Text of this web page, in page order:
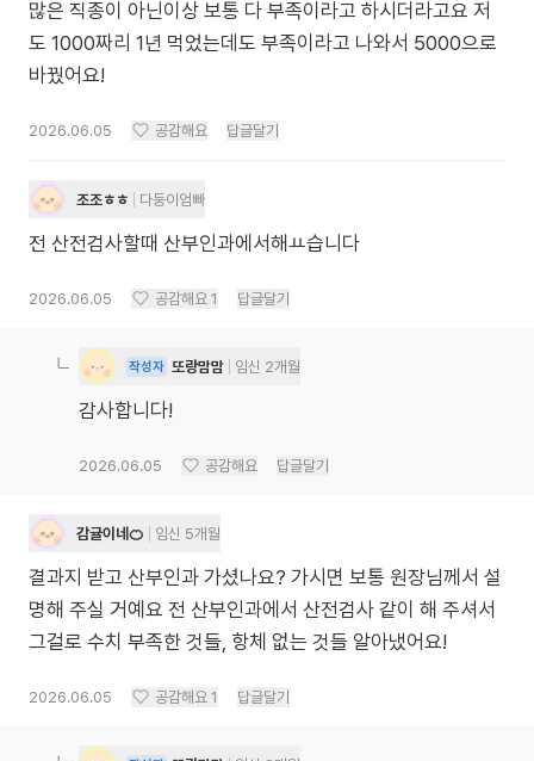
많은 직종이 아닌이상 보통 다 부족이라고 하시더라고요 저
도 1000짜리 1년 먹었는데도 부족이라고 나와서 5000으로
바꿨어요!
2026.06.05 공감해요 답글달기
조조ㅎㅎ 다둥이엄빠
전 산전검사할때 산부인과에서해ㅛ습니다
2026.06.05 공감해요 1 답글달기
작성자 또랑맘맘 임신 2개월
감사합니다!
2026.06.05 공감해요 답글달기
감귤이네🍊 임신 5개월
결과지 받고 산부인과 가셨나요? 가시면 보통 원장님께서 설
명해 주실 거예요 전 산부인과에서 산전검사 같이 해 주셔서
그걸로 수치 부족한 것들, 항체 없는 것들 알아냈어요!
2026.06.05 공감해요 1 답글달기